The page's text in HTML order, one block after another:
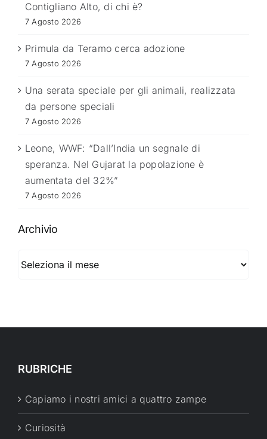
Contigliano Alto, di chi è?
7 Agosto 2026
Primula da Teramo cerca adozione
7 Agosto 2026
Una serata speciale per gli animali, realizzata
da persone speciali
7 Agosto 2026
Leone, WWF: “Dall’India un segnale di
speranza. Nel Gujarat la popolazione è
aumentata del 32%”
7 Agosto 2026
Archivio
RUBRICHE
Capiamo i nostri amici a quattro zampe
Curiosità